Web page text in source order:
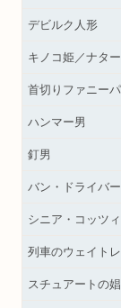
デビルク人形
キノコ姫／ナタ
首切りファニー
ハンマー男
釘男
バン・ドライバー
シニア・コッツィ
列車のウェイト
スチュアートの